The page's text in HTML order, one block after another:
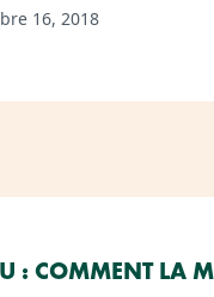
16, 2018
: COMMENT LA